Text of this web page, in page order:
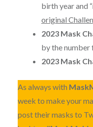
birth year and
original
2023 Mask
by the number
2023 Mask
As always with
week to make your
post their masks to